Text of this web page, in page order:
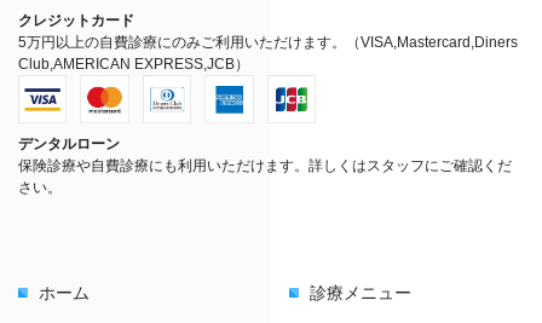
クレジットカード
5万円以上の自費診療にのみご利用いただけます。（VISA,Mastercard,Diners
Club,AMERICAN EXPRESS,JCB）
デンタルローン
保険診療や自費診療にも利用いただけます。詳しくはスタッフにご確認くだ
さい。
ホーム
診療メニュー